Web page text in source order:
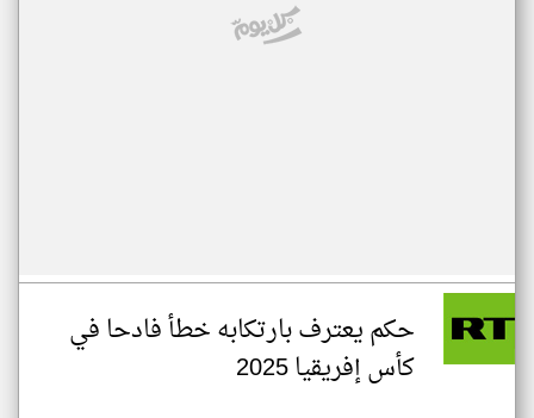
حكم يعترف بارتكابه خطأ فادحا في
كأس إفريقيا 2025